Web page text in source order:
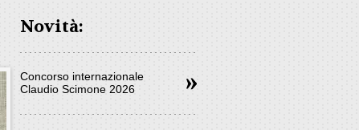
Novità:
Concorso internazionale
Claudio Scimone 2026